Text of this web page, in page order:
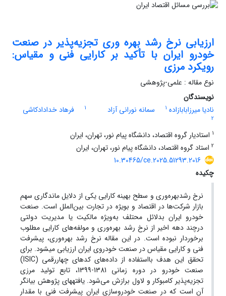
ارزیابی نرخ رشد بهره وری تجزیه‌پذیر در صنعت
خودرو ایران با تأکید بر کارایی فنی و مقیاس:
رویکرد مرزی
نوع مقاله : علمی-پژوهشی
نویسندگان
نادیا میرزابابازاده 1 سمانه نورانی آزاد 1 فرهاد خدادادکاشی
2
1 استادیار گروه اقتصاد، دانشگاه پیام نور، تهران، ایران
2 استاد گروه اقتصاد، دانشگاه پیام نور، تهران، ایران
10.30465/ce.2025.51293.2016
چکیده
نرخ رشدبهره‌وری و سطح بهینه کارایی یکی از دلایل ماندگاری سهم
بازار شرکت‌ها در اقتصاد و بویژه در تجارت بین‌الملل است. صنعت
خودرو ایران بدلائل محتلف به‌ویژه مالکیت یا مدیریت دولتی
درچند دهه اخیر از نرخ رشد بهره‌وری و مولفه‌های کارایی مطلوب
برخوردار نبوده است. در این مقاله نرخ رشد بهره‌وری، پیشرفت
فنی و کارایی مقیاس در صنعت خودروی ایران ارزیابی میشود. برای
تحقق این هدف بااستفاده از داده‌های کدهای چهاررقمی (ISIC)
صنعت خودرو در دوره زمانی 1381-1399، تابع تولید مرزی
تجزیه‌پذیر کامبوکار و لاول برازش می‌شود. یافتههای پژوهش بیانگر
آن است که در صنعت خودروسازی ایران پیشرفت فنی با مقدار